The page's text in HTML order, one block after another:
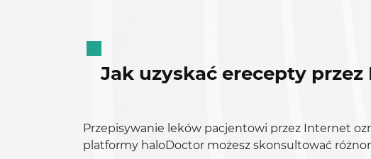
Jak uzyskać erecepty
Przepisywanie leków pacjentowi przez Internet
platformy haloDoctor możesz skonsultować